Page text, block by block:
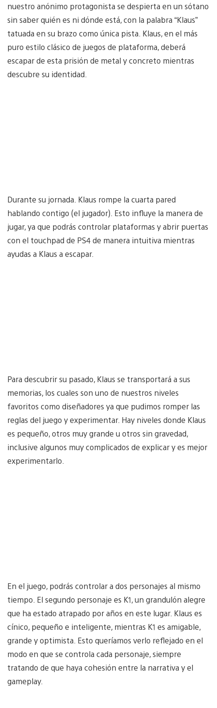
nuestro anónimo protagonista se despierta en un sótano
sin saber quién es ni dónde está, con la palabra “Klaus”
tatuada en su brazo como única pista. Klaus, en el más
puro estilo clásico de juegos de plataforma, deberá
escapar de esta prisión de metal y concreto mientras
descubre su identidad.
Durante su jornada. Klaus rompe la cuarta pared
hablando contigo (el jugador). Esto influye la manera de
jugar, ya que podrás controlar plataformas y abrir puertas
con el touchpad de PS4 de manera intuitiva mientras
ayudas a Klaus a escapar.
Para descubrir su pasado, Klaus se transportará a sus
memorias, los cuales son uno de nuestros niveles
favoritos como diseñadores ya que pudimos romper las
reglas del juego y experimentar. Hay niveles donde Klaus
es pequeño, otros muy grande u otros sin gravedad,
inclusive algunos muy complicados de explicar y es mejor
experimentarlo.
En el juego, podrás controlar a dos personajes al mismo
tiempo. El segundo personaje es K1, un grandulón alegre
que ha estado atrapado por años en este lugar. Klaus es
cínico, pequeño e inteligente, mientras K1 es amigable,
grande y optimista. Esto queríamos verlo reflejado en el
modo en que se controla cada personaje, siempre
tratando de que haya cohesión entre la narrativa y el
gameplay.